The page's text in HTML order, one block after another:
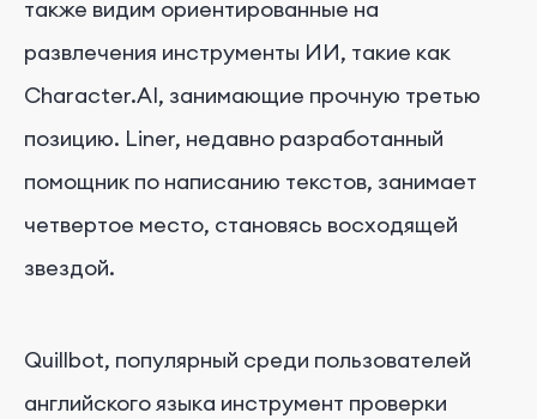
также видим ориентированные на
развлечения инструменты ИИ, такие как
Character.AI, занимающие прочную третью
позицию. Liner, недавно разработанный
помощник по написанию текстов, занимает
четвертое место, становясь восходящей
звездой.
Quillbot, популярный среди пользователей
английского языка инструмент проверки